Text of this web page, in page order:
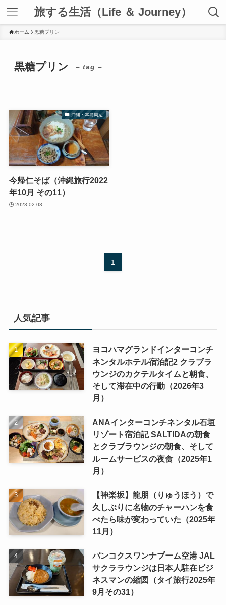
旅する生活（Life ＆ Journey）
ホーム 黒糖プリン
黒糖プリン – tag –
沖縄・本島周辺
今帰仁そば（沖縄旅行2022
年10月 その11）
2023-02-03
1
人気記事
ヨコハマグランドインターコンチ
ネンタルホテル宿泊記2 クラブラ
ウンジのカクテルタイムと朝食、
そして滞在中の行動（2026年3
月）
ANAインターコンチネンタル石垣
リゾート宿泊記 SALTIDAの朝食
とクラブラウンジの朝食、そして
ルームサービスの夜食（2025年1
月）
【神楽坂】龍朋（りゅうほう）で
久しぶりに名物のチャーハンを食
べたら味が変わっていた（2025年
11月）
バンコクスワンナプーム空港 JAL
サクララウンジは日本人駐在ビジ
ネスマンの縮図（タイ旅行2025年
9月その31）